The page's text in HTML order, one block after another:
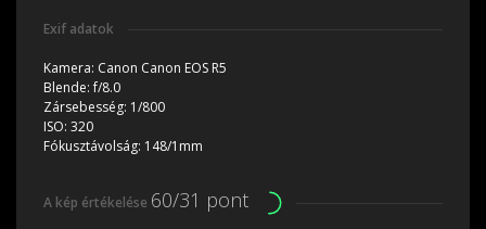
Exif adatok
Kamera: Canon Canon EOS R5
Blende:f/8.0
Zársebesség: 1/800
ISO: 320
Fókusztávolság: 148/1mm
A kép értékelése 60/31 pont